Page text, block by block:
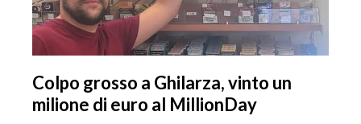
Colpo grosso a Ghilarza, vinto un
milione di euro al MillionDay